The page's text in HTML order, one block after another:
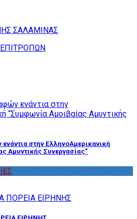
ΣΑΛΑΜΙΝΑΣ
στην ΕλληνοΑμερικανική
Αμυντικής Συνεργασίας”